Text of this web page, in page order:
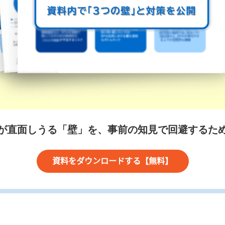
直面しうる「壁」を、事前の知見で回避するた